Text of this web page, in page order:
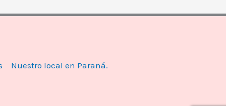
Nuestro local en Paraná.